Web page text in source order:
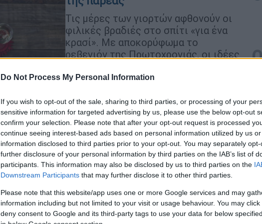
Do Not Process My Personal Information
If you wish to opt-out of the sale, sharing to third parties, or processing of your
sensitive information for targeted advertising by us, please use the below opt-out
confirm your selection. Please note that after your opt-out request is processed
continue seeing interest-based ads based on personal information utilized by us
information disclosed to third parties prior to your opt-out. You may separately
further disclosure of your personal information by third parties on the IAB’s list of
participants. This information may also be disclosed by us to third parties on the
Downstream Participants that may further disclose it to other third parties.
Please note that this website/app uses one or more Google services and may
information including but not limited to your visit or usage behaviour. You may
deny consent to Google and its third-party tags to use your data for below
Τις μέρες των γιορτών αφθονούν οι
φιλικές βραδιές στο σπίτι «για ένα
κρασί». Με αποκορύφωμα το
ρεβεγιόν της Πρωτοχρονιάς, οι ιδέες
συνοδεύουν γευστικά τους οίνους
περιζήτητες.
Συνταγές 22.01.2024 08:12
Πώς να φτιάξετε παραδοσιακό
τηγανόψωμο